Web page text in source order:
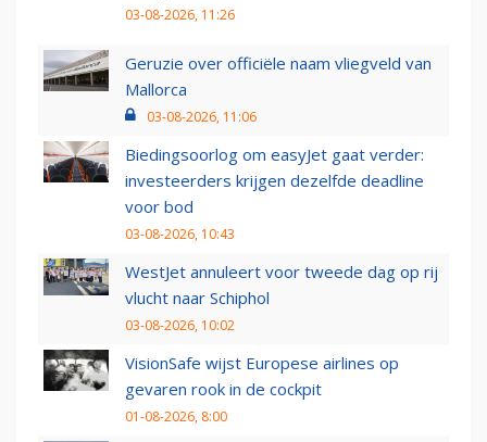
03-08-2026, 11:26
Geruzie over officiële naam vliegveld van
Mallorca
03-08-2026, 11:06
Biedingsoorlog om easyJet gaat verder:
investeerders krijgen dezelfde deadline
voor bod
03-08-2026, 10:43
WestJet annuleert voor tweede dag op rij
vlucht naar Schiphol
03-08-2026, 10:02
VisionSafe wijst Europese airlines op
gevaren rook in de cockpit
01-08-2026, 8:00